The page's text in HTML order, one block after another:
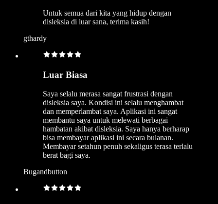
Untuk semua dari kita yang hidup dengan
disleksia di luar sana, terima kasih!
gthardy
Luar Biasa
Saya selalu merasa sangat frustrasi dengan
disleksia saya. Kondisi ini selalu menghambat
dan memperlambat saya. Aplikasi ini sangat
membantu saya untuk melewati berbagai
hambatan akibat disleksia. Saya hanya berharap
bisa membayar aplikasi ini secara bulanan.
Membayar setahun penuh sekaligus terasa terlalu
berat bagi saya.
Bugandbutton